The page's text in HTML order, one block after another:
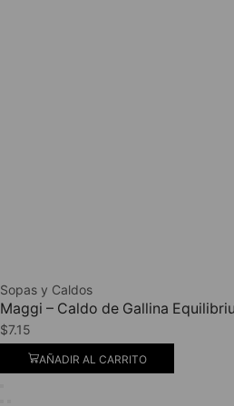
Sopas y Caldos
Maggi – Caldo de Gallina
$7.15
AÑADIR AL CARRITO